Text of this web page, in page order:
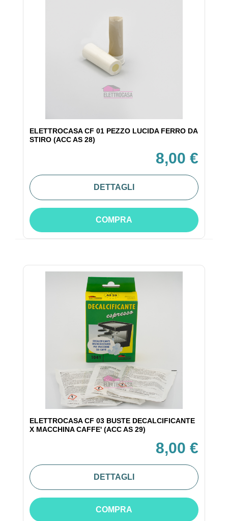
ELETTROCASA CF 01 PEZZO LUCIDA FERRO DA
STIRO (ACC AS 28)
8,00 €
DETTAGLI
COMPRA
ELETTROCASA CF 03 BUSTE DECALCIFICANTE
X MACCHINA CAFFE' (ACC AS 29)
8,00 €
DETTAGLI
COMPRA